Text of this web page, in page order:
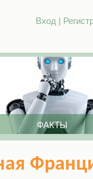
Вход |
ФАКТЫ